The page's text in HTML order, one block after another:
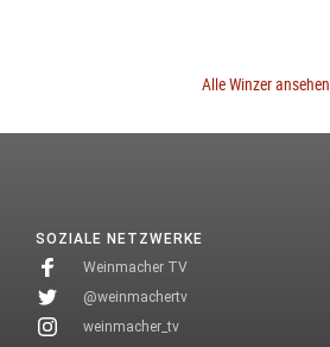
Alle Winzer ansehen
SOZIALE NETZWERKE
Weinmacher TV
@weinmachertv
weinmacher_tv